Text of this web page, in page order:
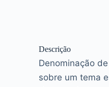
Descrição
Denominação
sobre um tema